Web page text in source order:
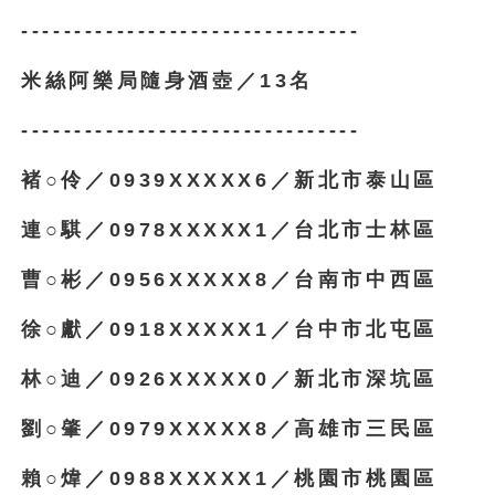
--------------------------------
米絲阿樂局隨身酒壺／13名
--------------------------------
褚○伶／0939XXXXX6／新北市泰山區
連○騏／0978XXXXX1／台北市士林區
曹○彬／0956XXXXX8／台南市中西區
徐○獻／0918XXXXX1／台中市北屯區
林○迪／0926XXXXX0／新北市深坑區
劉○肇／0979XXXXX8／高雄市三民區
賴○煒／0988XXXXX1／桃園市桃園區